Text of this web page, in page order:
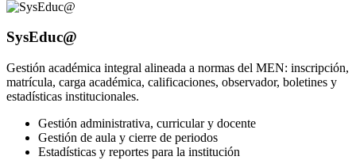
SysEduc@
Gestión académica integral alineada a normas del MEN: inscripción,
matrícula, carga académica, calificaciones, observador, boletines y
estadísticas institucionales.
Gestión administrativa, curricular y docente
Gestión de aula y cierre de periodos
Estadísticas y reportes para la institución